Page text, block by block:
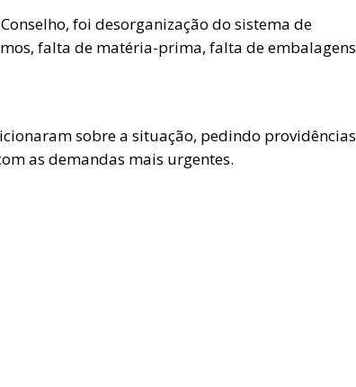
foi desorganização do sistema de
falta de matéria-prima, falta de embalagens
sobre a situação, pedindo providências
as demandas mais urgentes.